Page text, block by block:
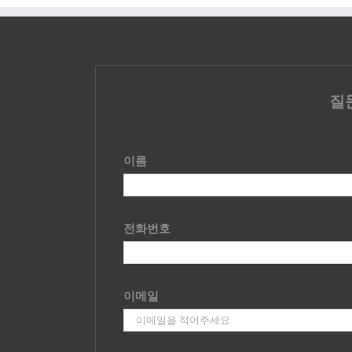
질
이름
전화번호
이메일